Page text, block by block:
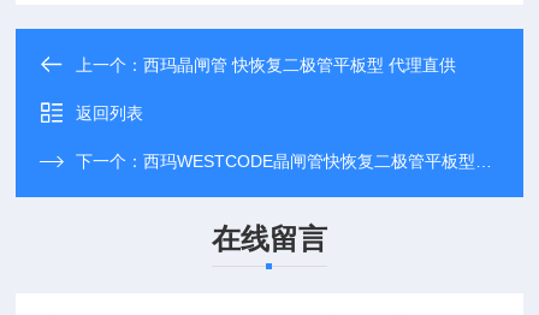
上一个：西玛晶闸管 快恢复二极管平板型 代理直供
返回列表
下一个：西玛WESTCODE晶闸管快恢复二极管平板型代理
在线留言